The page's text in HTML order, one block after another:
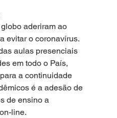
aderiram ao
evitar o coronavírus.
aulas presenciais
em todo o País,
a continuidade
é a adesão de
de ensino a
line.